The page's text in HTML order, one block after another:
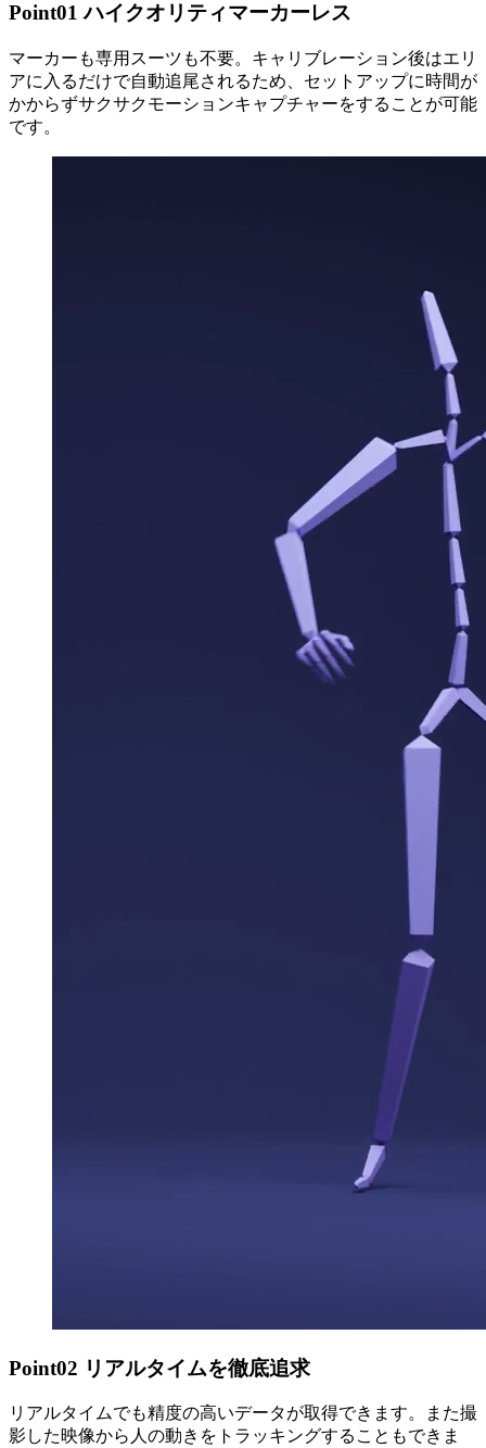
Point01 ハイクオリティマーカーレス
マーカーも専用スーツも不要。キャリブレーション後はエリ
アに入るだけで自動追尾されるため、セットアップに時間が
かからずサクサクモーションキャプチャーをすることが可能
です。
Point02 リアルタイムを徹底追求
リアルタイムでも精度の高いデータが取得できます。また撮
影した映像から人の動きをトラッキングすることもできま